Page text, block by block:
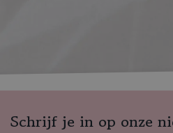
Schrijf je in op onze